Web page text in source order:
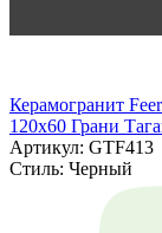
Керамогранит
120х60 Грани
Артикул: GTF413
Стиль: Черный